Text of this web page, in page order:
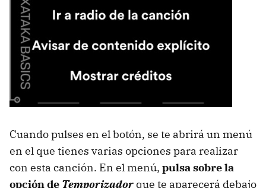
Cuando pulses en el botón, se te abrirá un menú
en el que tienes varias opciones para realizar
con esta canción. En el menú, pulsa sobre la
opción de Temporizador que te aparecerá debajo